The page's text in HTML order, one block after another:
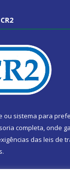
ou sistema para
completa, onde
das leis de